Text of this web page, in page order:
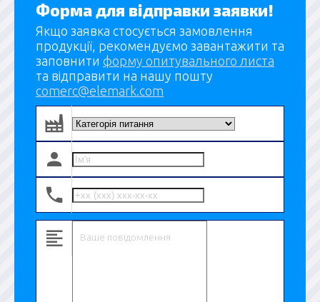
Форма для відправки заявки!
Якщо заявка стосується замовлення
продукції, рекомендуємо завантажити та
заповнити форму опитувального листа
та відправити на нашу пошту
comerc@elemark.com